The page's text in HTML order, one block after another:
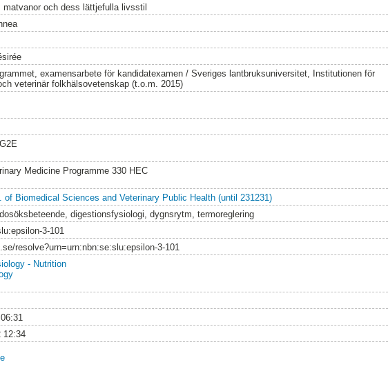
matvanor och dess lättjefulla livsstil
examensarbete för kandidatexamen / Sveriges lantbruksuniversitet, Institutionen för
veterinär folkhälsovetenskap (t.o.m. 2015)
Medicine Programme 330 HEC
of Biomedical Sciences and Veterinary Public Health (until 231231)
digestionsfysiologi, dygnsrytm, termoreglering
3-101
resolve?urn=urn:nbn:se:slu:epsilon-3-101
- Nutrition
12:34